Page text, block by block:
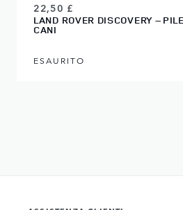
22,50 £
LAND ROVER DISCOVERY –
CANI
ESAURITO